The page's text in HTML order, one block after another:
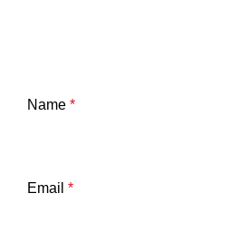
Name *
Email *